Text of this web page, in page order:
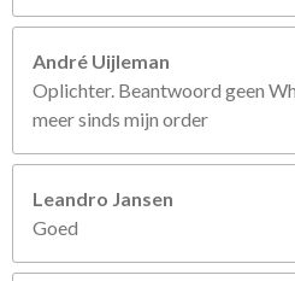
André Uijleman
Oplichter. Beantwoord geen
meer sinds mijn order
Leandro Jansen
Goed